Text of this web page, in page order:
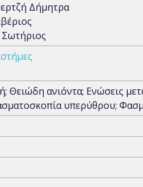
Δήμητρα
Θειώδη ανιόντα; Ενώσεις
υπερύθρου;